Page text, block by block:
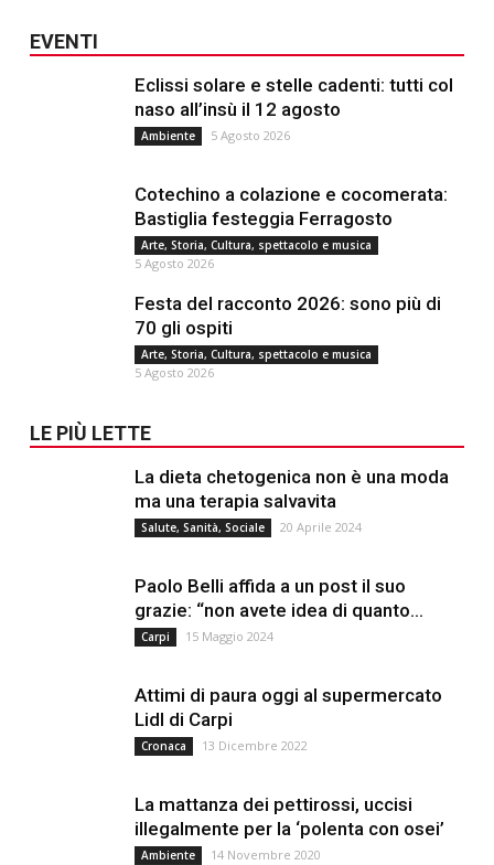
EVENTI
Eclissi solare e stelle cadenti: tutti col
naso all’insù il 12 agosto
Ambiente 5 Agosto 2026
Cotechino a colazione e cocomerata:
Bastiglia festeggia Ferragosto
Arte, Storia, Cultura, spettacolo e musica
5 Agosto 2026
Festa del racconto 2026: sono più di
70 gli ospiti
Arte, Storia, Cultura, spettacolo e musica
5 Agosto 2026
LE PIÙ LETTE
La dieta chetogenica non è una moda
ma una terapia salvavita
Salute, Sanità, Sociale 20 Aprile 2024
Paolo Belli affida a un post il suo
grazie: “non avete idea di quanto...
Carpi 15 Maggio 2024
Attimi di paura oggi al supermercato
Lidl di Carpi
Cronaca 13 Dicembre 2022
La mattanza dei pettirossi, uccisi
illegalmente per la ‘polenta con osei’
Ambiente 14 Novembre 2020